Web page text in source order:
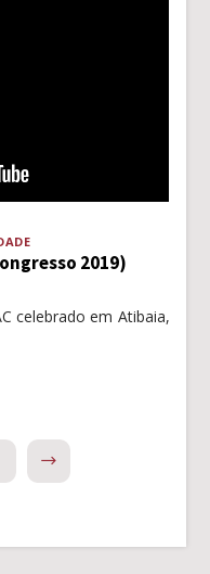
2019)
celebrado em Atibaia,